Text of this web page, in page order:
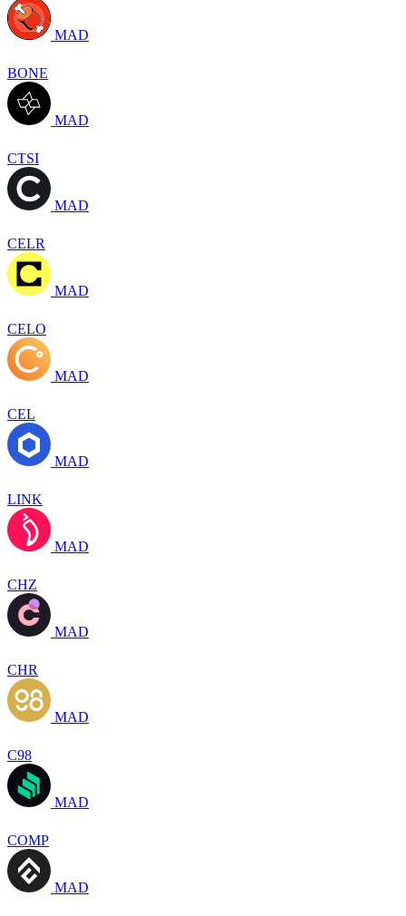
MAD
BONE
MAD
CTSI
MAD
CELR
MAD
CELO
MAD
CEL
MAD
LINK
MAD
CHZ
MAD
CHR
MAD
C98
MAD
COMP
MAD